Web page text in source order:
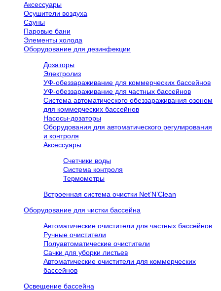
Аксессуары
Осушители воздуха
Сауны
Паровые бани
Элементы холода
Оборудование для дезинфекции
Дозаторы
Электролиз
УФ-обеззараживание для коммерческих бассейнов
УФ-обеззараживание для частных бассейнов
Система автоматического обеззараживания озоном
для коммерческих бассейнов
Насосы-дозаторы
Оборудования для автоматического регулирования
и контроля
Аксессуары
Счетчики воды
Система контроля
Термометры
Встроенная система очистки Net’N’Clean
Оборудование для чистки бассейна
Автоматические очистители для частных бассейнов
Ручные очистители
Полуавтоматические очистители
Сачки для уборки листьев
Автоматические очистители для коммерческих
бассейнов
Освещение бассейна